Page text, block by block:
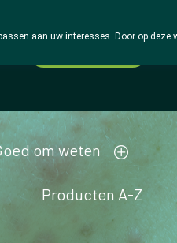
om weten
Producten A-Z
aan uw interesses. Door op deze